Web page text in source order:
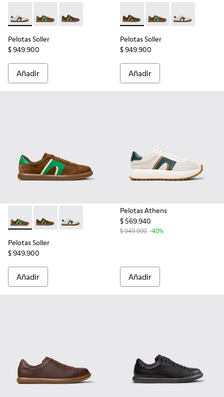
Pelotas Soller - K100937-022 - Sneakers multicolores de
Pelotas Soller - K100937-038 - Zapatillas multicolor
Pelotas Soller - K100937-026 - Sneakers de
Pelotas Soller
$ 949.900
Añadir
Pelotas Soller - K100937-
Pelotas Soller -
Pelotas
Pelotas Soller
$ 949.900
Añadir
Pelotas Soller - K100937-038 - Zapatillas multicolor de
Pelotas Soller - K100937-026 - Sneakers de nobuk
Pelotas Soller - K100937-022 - Sneakers
Pelotas Soller
$ 949.900
Añadir
Pelotas Athens
$ 569.940
$ 949.900 -40%
Añadir